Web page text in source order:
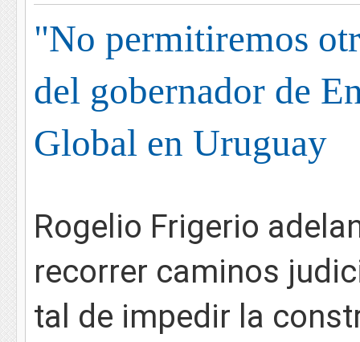
"No permitiremos
del gobernador de
Global en Uruguay
Rogelio Frigerio
recorrer caminos
tal de impedir la